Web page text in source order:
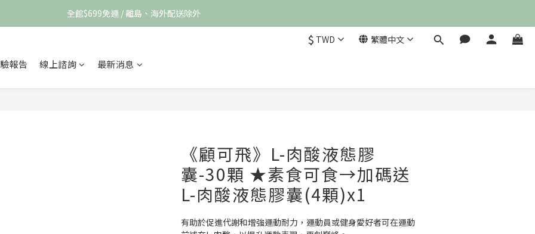
全館$699免運 / 離島、海外配送除外
$ TWD 繁體中文
報告 線上諮詢 最新消息
《顧可飛》L-肉酸液態膠
囊-30顆 ★素食可食→加碼送
L-肉酸液態膠囊(4顆)x1
有助於促進代謝和增強運動耐力，運動員或健身愛好者可在運動